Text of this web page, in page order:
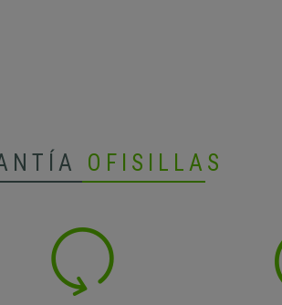
OFISILLAS